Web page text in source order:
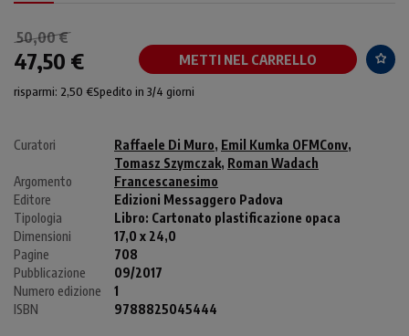
50,00 €
47,50 € METTI NEL CARRELLO
risparmi: 2,50 €Spedito in 3/4 giorni
Curatori Raffaele Di Muro, Emil Kumka OFMConv,
Tomasz Szymczak, Roman Wadach
Argomento
Francescanesimo
Editore
Edizioni Messaggero Padova
Tipologia
Libro: Cartonato plastificazione opaca
Dimensioni
17,0 x 24,0
Pagine
708
Pubblicazione
09/2017
Numero edizione
1
ISBN
9788825045444